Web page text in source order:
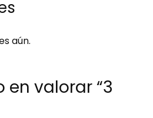
aún.
en valorar “3